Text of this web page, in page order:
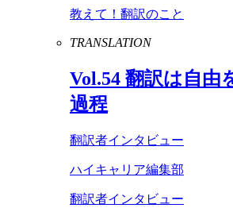
教えて！翻訳のこと
TRANSLATION
Vol.54 翻訳は自由
過程
翻訳者インタビュー
ハイキャリア編集部
翻訳者インタビュー